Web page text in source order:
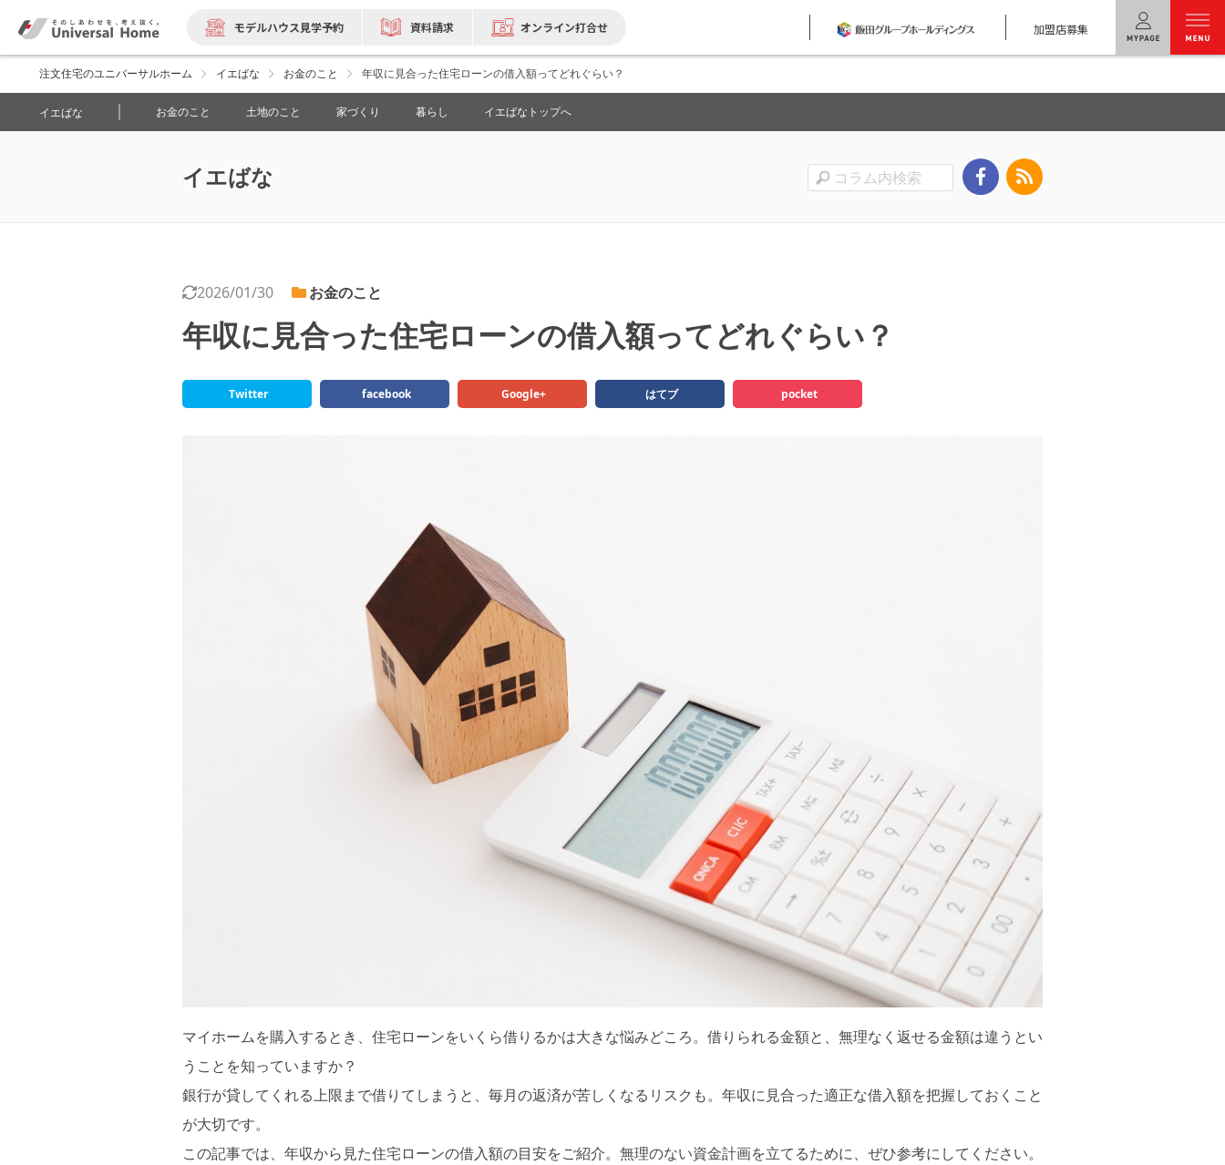
モデルハウス見学予約 資料請求 オンライン打合せ 加盟店募集
ユニバーサルホームの特長
コンセプトプラン
シミュレー
注文住宅のユニバーサルホーム イエばな お金のこと 年収に見合った住宅ローンの借入額ってどれぐらい？
イエばな お金のこと 土地のこと 家づくり 暮らし イエばなトップへ
イエばな
2026/01/30 お金のこと
年収に見合った住宅ローンの借入額ってどれぐらい？
Twitter facebook Google+ はてブ pocket
マイホームを購入するとき、住宅ローンをいくら借りるかは大きな悩みどころ。借りられる金額と、無理なく返せる金額は違うとい
うことを知っていますか？
銀行が貸してくれる上限まで借りてしまうと、毎月の返済が苦しくなるリスクも。年収に見合った適正な借入額を把握しておくこと
が大切です。
この記事では、年収から見た住宅ローンの借入額の目安をご紹介。無理のない資金計画を立てるために、ぜひ参考にしてください。